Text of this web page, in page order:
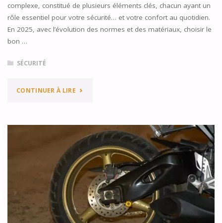
complexe, constitué de plusieurs éléments clés, chacun ayant un
rôle essentiel pour votre sécurité… et votre confort au quotidien.
En 2025, avec l’évolution des normes et des matériaux, choisir le
bon …
SÉCURITÉ
CONTINUER À LIRE"CASQUE
POINTS
IMPORTANTS"